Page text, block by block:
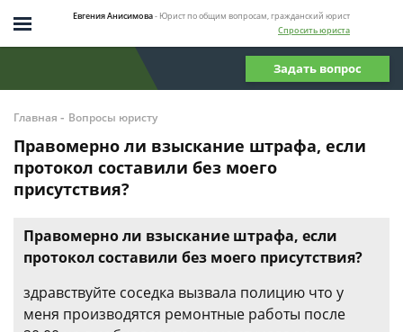
Евгения Анисимова- Юрист по общим вопросам, гражданский юрист
Спросить юриста
Задать вопрос
Главная - Вопросы юристу
Правомерно ли взыскание штрафа, если
протокол составили без моего
присутствия?
Правомерно ли взыскание штрафа, если
протокол составили без моего присутствия?
здравствуйте соседка вызвала полицию что у
меня производятся ремонтные работы после